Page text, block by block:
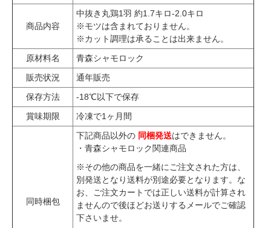
商品内容
中抜き丸鶏1羽 約1.7キロ-2.0キロ
※モツは含まれておりません。
※カット調理は承ることは出来ません。
原材料名
青森シャモロック
販売状況
通年販売
保存方法
-18℃以下で保存
賞味期限
冷凍で1ヶ月間
同時梱包
下記商品以外の 同梱発送はできません。
・ 青森シャモロック関連商品
※その他の商品を一緒にご注文された方は、
別発送となり送料が別途必要となります。な
お、ご注文カートでは正しい送料が計算され
ませんので後ほどお送りするメールでご確認
下さいませ。